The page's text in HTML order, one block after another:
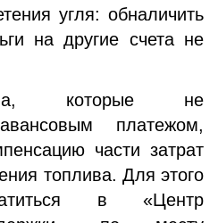
угля: обналичить
на другие счета не
которые не
платежом,
части затрат
топлива. Для этого
в «Центр